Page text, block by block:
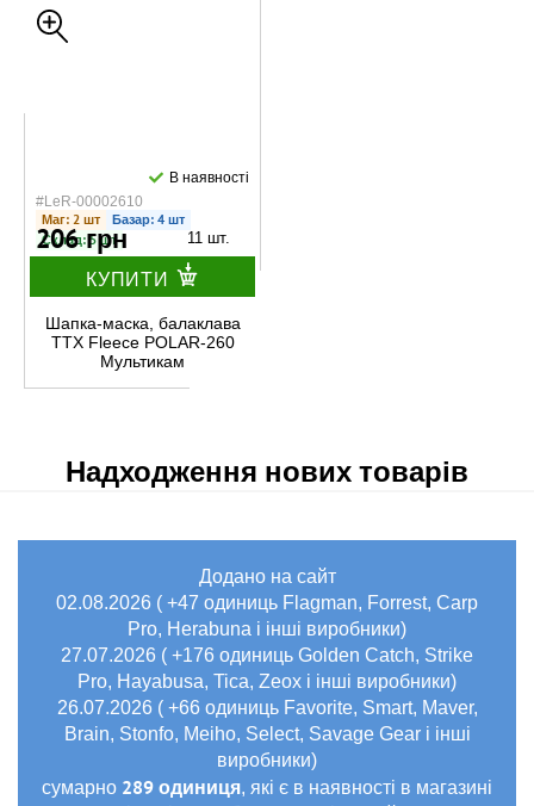
#LeR-00002610
В наявності
Маг: 2 шт
Базар: 4 шт
Склад: 5 шт
206 грн 11 шт.
КУПИТИ
Шапка-маска, балаклава
TTX Fleece POLAR-260
Мультикам
Надходження нових товарів
Додано на сайт
02.08.2026 ( +47 одиниць Flagman, Forrest, Carp
Pro, Herabuna і інші виробники)
27.07.2026 ( +176 одиниць Golden Catch, Strike
Pro, Hayabusa, Tica, Zeox і інші виробники)
26.07.2026 ( +66 одиниць Favorite, Smart, Maver,
Brain, Stonfo, Meiho, Select, Savage Gear і інші
виробники)
сумарно 289 одиниця, які є в наявності в магазині